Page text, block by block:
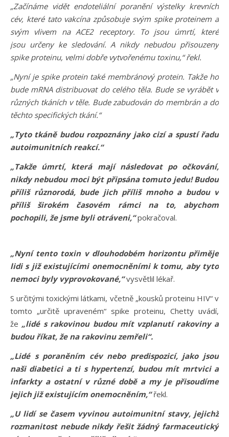
„Začínáme vidět endoteliální poranění výstelky krevních
cév, které tato vakcína způsobuje svým spike proteinem a
svým vlivem na ACE2 receptory. To jsou úmrtí, které
jsou určeny ke sledování. A nikdy nebudou přisouzeny
spike proteinu, velmi dobře vytvořenému toxinu,“ řekl.
„Nyní je spike protein také membránový protein. Takže ho
bude mRNA distribuovat do celého těla. Bude se vyrábět v
různých tkáních v těle. Bude zabudován do membrán a do
těchto specifických tkání.“
„Tyto tkáně budou rozpoznány jako cizí a spustí řadu
autoimunitních reakcí.“
„Takže úmrtí, která mají následovat po očkování,
nikdy nebudou moci být připsána tomuto jedu! Budou
příliš různorodá, bude jich příliš mnoho a budou v
příliš širokém časovém rámci na to, abychom
pochopili, že jsme byli otráveni,“pokračoval.
„Nyní tento toxin v dlouhodobém horizontu přiměje
lidi s již existujícími onemocněními k tomu, aby tyto
nemoci byly vyprovokované,“vysvětlil lékař.
S určitými toxickými látkami, včetně „kousků proteinu HIV“ v
tomto „určitě upraveném“ spike proteinu, Chetty uvádí,
že „lidé s rakovinou budou mít vzplanutí rakoviny a
budou říkat, že na rakovinu zemřeli“.
„Lidé s poraněním cév nebo predispozicí, jako jsou
naši diabetici a ti s hypertenzí, budou mít mrtvici a
infarkty a ostatní v různé době a my je přisoudíme
jejich již existujícím onemocněním,“řekl.
„U lidí se časem vyvinou autoimunitní stavy, jejichž
rozmanitost nebude nikdy řešit žádný farmaceutický